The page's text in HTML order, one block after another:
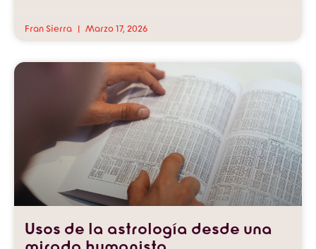
Fran Sierra Marzo 17, 2026
Usos de la astrología desde una